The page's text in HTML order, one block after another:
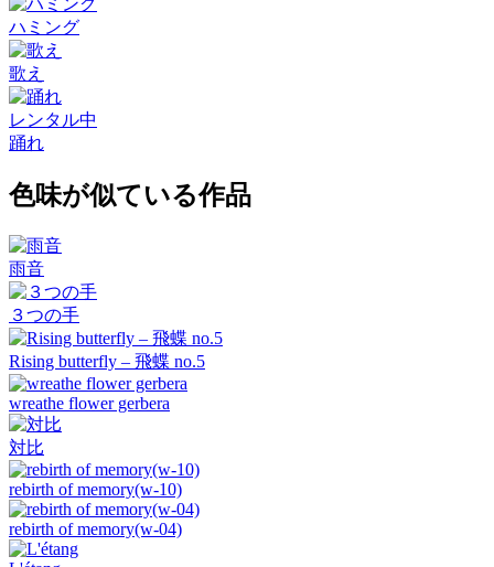
ハミング
歌え
レンタル中
踊れ
色味が似ている作品
雨音
３つの手
Rising butterfly – 飛蝶 no.5
wreathe flower gerbera
対比
rebirth of memory(w-10)
rebirth of memory(w-04)